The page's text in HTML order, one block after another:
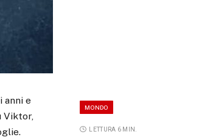
anni e
Viktor,
MONDO
LETTURA 6 MIN.